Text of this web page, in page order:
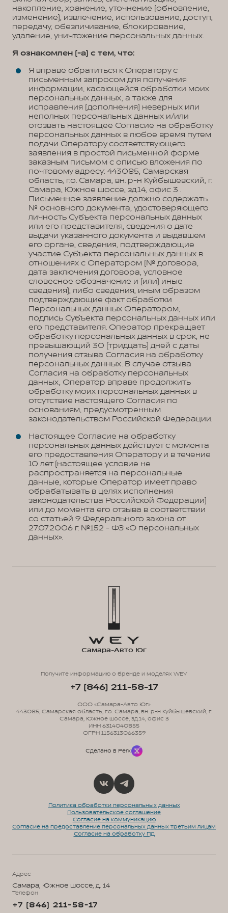
накопление, хранение, уточнение (обновление,
изменение), извлечение, использование, доступ,
передачу, обезличивание, блокирование,
удаление, уничтожение персональных данных.
Я ознакомлен (-а) с тем, что:
Я вправе обратиться к Оператору с
письменным запросом для получения
информации, касающейся обработки моих
персональных данных, а также для
исправления (дополнения) неверных или
неполных персональных данных и/или
отозвать настоящее Согласие на обработку
персональных данных в любое время путем
подачи Оператору соответствующего
заявления в простой письменной форме
заказным письмом с описью вложения по
почтовому адресу: 443085, Самарская
область, г.о. Самара, вн. р-н Куйбышевский, г.
Самара, Южное шоссе, зд.14, офис 3 .
Письменное заявление должно содержать
№ основного документа, удостоверяющего
личность Субъекта персональных данных
или его представителя, сведения о дате
выдачи указанного документа и выдавшем
его органе, сведения, подтверждающие
участие Субъекта персональных данных в
отношениях с Оператором (№ договора,
дата заключения договора, условное
словесное обозначение и (или) иные
сведения), либо сведения, иным образом
подтверждающие факт обработки
Персональных данных Оператором,
подпись Субъекта персональных данных или
его представителя. Оператор прекращает
обработку персональных данных в срок, не
превышающий 30 (тридцать) дней с даты
получения отзыва Согласия на обработку
персональных данных. В случае отзыва
Согласия на обработку персональных
данных, Оператор вправе продолжить
обработку моих персональных данных в
отсутствие настоящего Согласия по
основаниям, предусмотренным
законодательством Российской Федерации.
Настоящее Согласие на обработку
персональных данных действует с момента
его предоставления Оператору и в течение
10 лет (настоящее условие не
распространяется на персональные
данные, которые Оператор имеет право
обрабатывать в целях исполнения
законодательства Российской Федерации)
или до момента его отзыва в соответствии
со статьей 9 Федерального закона от
27.07.2006 г. №152 - ФЗ «О персональных
данных».
Политика обработки персональных данных
Пользовательское соглашение
Согласие на коммуникацию
Согласие на предоставление персональных данных третьим лицам
Согласие на обработку ПД
Самара-Авто Юг
Получите информацию о бренде и моделях WEY
+7 (846) 211-58-17
ООО «Самара-Авто Юг»
443085, Самарская область, г.о. Самара, вн. р-н Куйбышевский, г.
Самара, Южное шоссе, зд.14, офис 3
ИНН 6314040855
ОГРН 1156313066359
Сделано в Perx
Адрес
Самара, Южное шоссе, д. 14
Телефон
+7 (846) 211-58-17